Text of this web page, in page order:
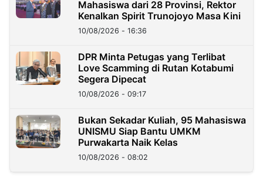
Mahasiswa dari 28 Provinsi, Rektor
Kenalkan Spirit Trunojoyo Masa Kini
10/08/2026 - 16:36
DPR Minta Petugas yang Terlibat
Love Scamming di Rutan Kotabumi
Segera Dipecat
10/08/2026 - 09:17
Bukan Sekadar Kuliah, 95 Mahasiswa
UNISMU Siap Bantu UMKM
Purwakarta Naik Kelas
10/08/2026 - 08:02